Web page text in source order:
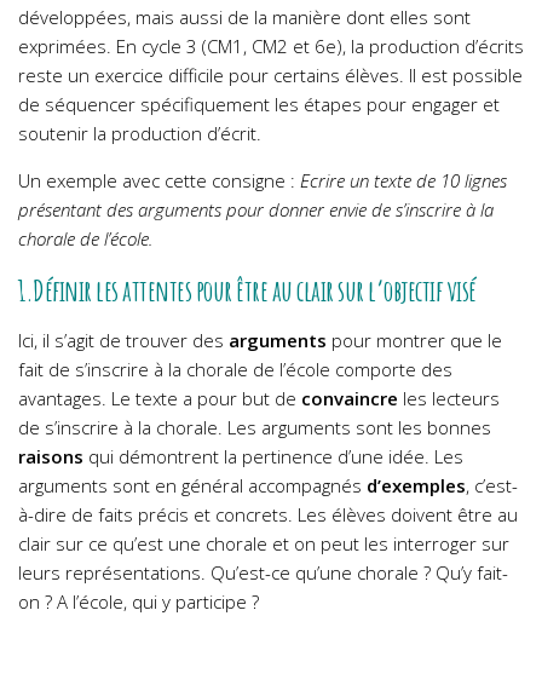
développées, mais aussi de la manière dont elles sont
exprimées. En cycle 3 (CM1, CM2 et 6e), la production d’écrits
reste un exercice difficile pour certains élèves. Il est possible
de séquencer spécifiquement les étapes pour engager et
soutenir la production d’écrit.
Un exemple avec cette consigne : Ecrire un texte de 10 lignes
présentant des arguments pour donner envie de s’inscrire à la
chorale de l’école.
1.Définir les attentes pour être au clair sur l’objectif visé
Ici, il s’agit de trouver des arguments pour montrer que le
fait de s’inscrire à la chorale de l’école comporte des
avantages. Le texte a pour but de convaincre les lecteurs
de s’inscrire à la chorale. Les arguments sont les bonnes
raisons qui démontrent la pertinence d’une idée. Les
arguments sont en général accompagnés d’exemples, c’est-
à-dire de faits précis et concrets. Les élèves doivent être au
clair sur ce qu’est une chorale et on peut les interroger sur
leurs représentations. Qu’est-ce qu’une chorale ? Qu’y fait-
on ? A l’école, qui y participe ?